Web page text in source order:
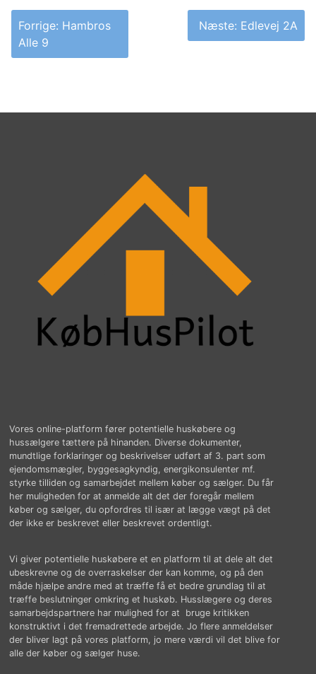
Indlægsnavigation
Forrige: Hambros
Alle 9
Næste: Edlevej 2A
Vores online-platform fører potentielle huskøbere og
hussælgere tættere på hinanden. Diverse dokumenter,
mundtlige forklaringer og beskrivelser udført af 3. part som
ejendomsmægler, byggesagkyndig, energikonsulenter mf.
styrke tilliden og samarbejdet mellem køber og sælger. Du får
her muligheden for at anmelde alt det der foregår mellem
køber og sælger, du opfordres til især at lægge vægt på det
der ikke er beskrevet eller beskrevet ordentligt.
Vi giver potentielle huskøbere et en platform til at dele alt det
ubeskrevne og de overraskelser der kan komme, og på den
måde hjælpe andre med at træffe få et bedre grundlag til at
træffe beslutninger omkring et huskøb. Husslægere og deres
samarbejdspartnere har mulighed for at bruge kritikken
konstruktivt i det fremadrettede arbejde. Jo flere anmeldelser
der bliver lagt på vores platform, jo mere værdi vil det blive for
alle der køber og sælger huse.